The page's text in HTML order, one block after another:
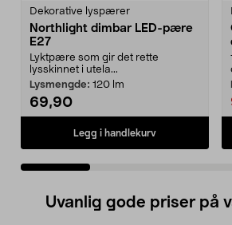
Dekorative lyspærer
Northlight dimbar LED-pære
E27
Lyktpære som gir det rette
lysskinnet i utela...
Lysmengde: 120 lm
69,90
Legg i handlekurv
Uvanlig gode priser på